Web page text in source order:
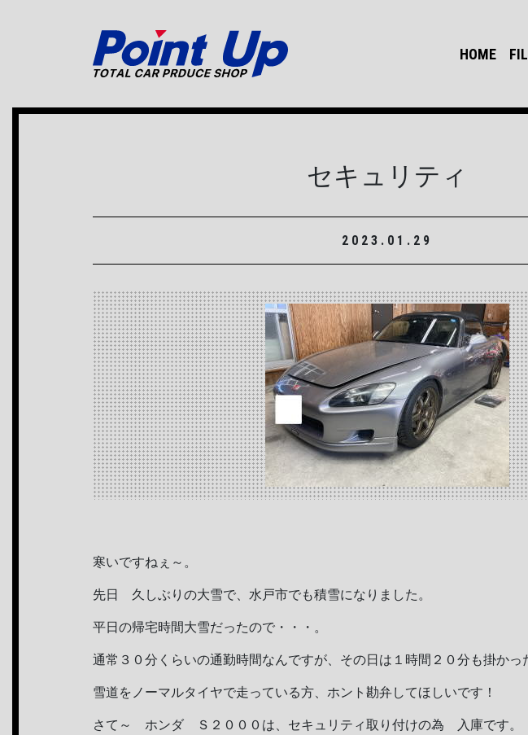
メインナビゲーション HOME
セキュリティ
2023.01.29
寒いですねぇ～。
先日 久しぶりの大雪で、水戸市でも積雪になりました。
平日の帰宅時間大雪だったので・・・。
通常３０分くらいの通勤時間なんですが、その日は１時間２０分も掛かっ
雪道をノーマルタイヤで走っている方、ホント勘弁してほしいです！
さて～ ホンダ Ｓ２０００は、セキュリティ取り付けの為 入庫です。